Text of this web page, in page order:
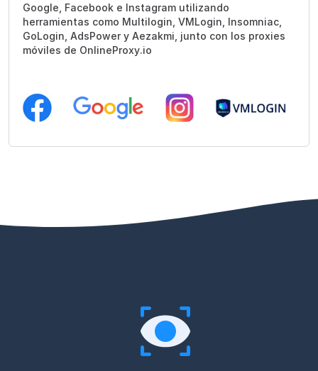
Google, Facebook e Instagram utilizando
herramientas como Multilogin, VMLogin, Insomniac,
GoLogin, AdsPower y Aezakmi, junto con los proxies
móviles de OnlineProxy.io